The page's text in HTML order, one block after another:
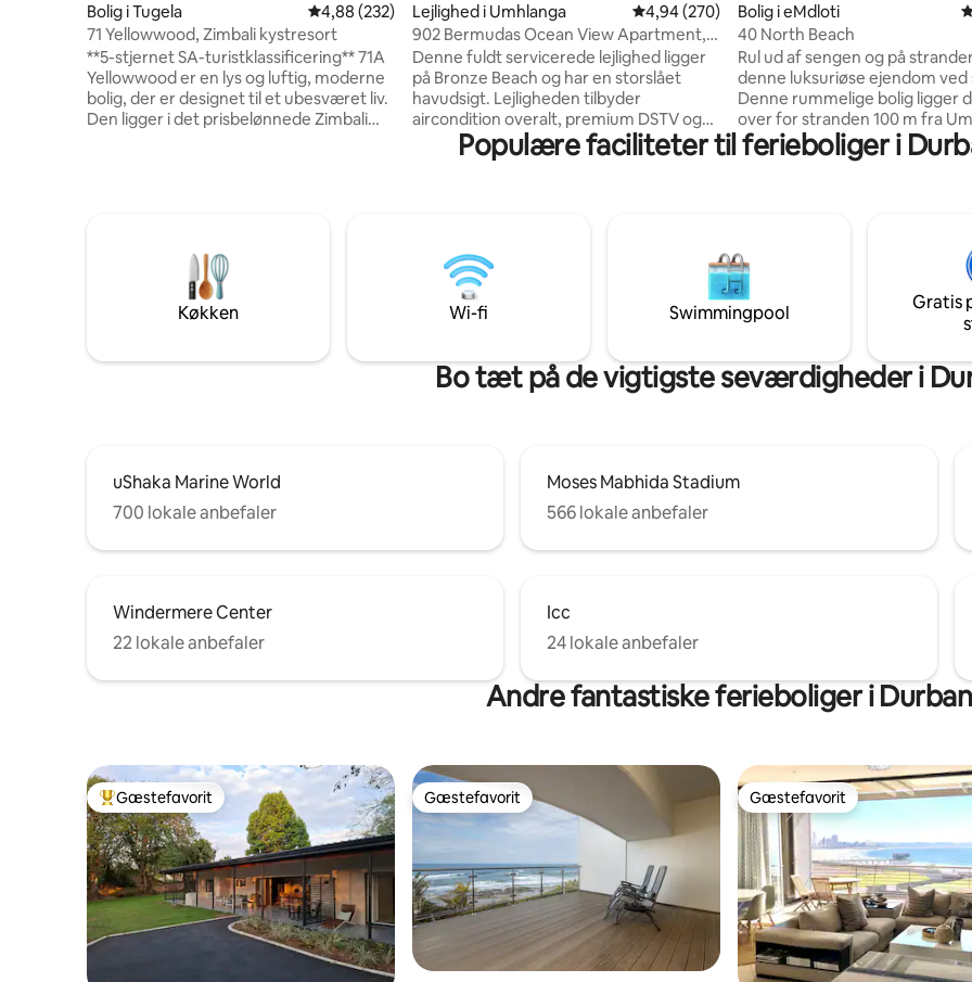
Bolig i Tugela 4,88 ud af 5 i gennemsnitlig bedømmelse, 232 omtaler
4,88 (232)
71 Yellowwood, Zimbali kystresort
**5-stjernet SA-turistklassificering** 71A
Yellowwood er en lys og luftig, moderne
bolig, der er designet til et ubesværet liv.
Den ligger i det prisbelønnede Zimbali
faciliteter til grill med gas og daglig
rengøringsservice (ekskl. søndag) og
støtte solenergi.
Lejlighed i Umhlanga 4,94 ud af 5 i gennemsnitlig bedømmelse,
4,94 (270)
902 Bermudas Ocean View Apartment,
Umhlanga
Denne fuldt servicerede lejlighed ligger
på Bronze Beach og har en storslået
havudsigt. Lejligheden tilbyder
aircondition overalt, premium DSTV og
tændt under strømafbrydelser. Det 2. og
perfekt til en spadseretur ved havet.
Nærhed til butikker med 1 tildelt
overdækket parkeringsplads gør dette til
din ideelle destination.
Bolig i eMdloti
40 North Beach
Rul ud af sengen og på
denne luksuriøse ejendom
Denne rummelige bolig ligger
over for stranden 100 m fra
Pool og 250 m fra restauranter
café. Den tilbyder panoramisk
- Der kræves et refunderbart
når du booker denne
Strengt forbudt at holde
modtage dagsbesøgende
forudgående aftale med
Populære faciliteter til ferieboliger i
Køkken Wi-fi Swimmingpool
Gratis
Bo tæt på de vigtigste seværdigheder i
uShaka Marine World
700 lokale anbefaler
Moses Mabhida Stadium
566 lokale anbefaler
Windermere Center
22 lokale anbefaler
Icc
24 lokale anbefaler
Andre fantastiske ferieboliger i Durban
Bedste gæstefavorit
Gæstefavorit Gæstefavorit
Gæstefavorit Gæstefavorit
Gæstefavorit